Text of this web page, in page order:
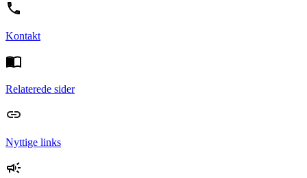
Kontakt
Relaterede sider
Nyttige links